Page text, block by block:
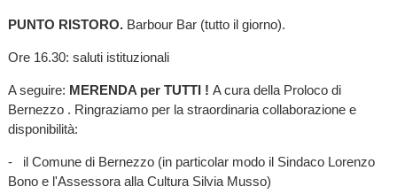
PUNTO RISTORO. Barbour Bar (tutto il giorno).
Ore 16.30: saluti istituzionali
A seguire: MERENDA per TUTTI ! A cura della Proloco di
Bernezzo . Ringraziamo per la straordinaria collaborazione e
disponibilità:
- il Comune di Bernezzo (in particolar modo il Sindaco Lorenzo
Bono e l'Assessora alla Cultura Silvia Musso)